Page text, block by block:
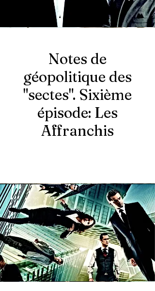
Notes de
géopolitique des
"sectes". Sixième
épisode: Les
Affranchis